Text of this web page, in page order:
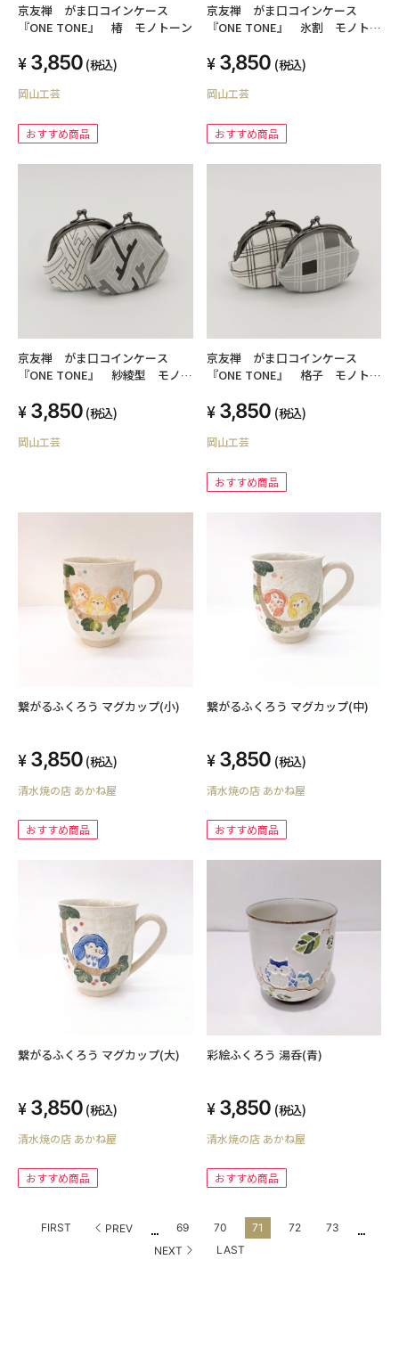
京友禅 がま口コインケース
『ONE TONE』 椿 モノトーン
3,850 (税込)
岡山工芸
おすすめ商品
京友禅 がま口コインケース
『ONE TONE』 氷割 モノトー
3,850 (税込)
岡山工芸
おすすめ商品
京友禅 がま口コインケース
『ONE TONE』 紗綾型 モノト
3,850 (税込)
岡山工芸
京友禅 がま口コインケース
『ONE TONE』 格子 モノトー
3,850 (税込)
岡山工芸
おすすめ商品
繋がるふくろう マグカップ(小)
3,850 (税込)
清水焼の店 あかね屋
おすすめ商品
繋がるふくろう マグカップ(中)
3,850 (税込)
清水焼の店 あかね屋
おすすめ商品
繋がるふくろう マグカップ(大)
3,850 (税込)
清水焼の店 あかね屋
おすすめ商品
彩絵ふくろう 湯呑(青)
3,850 (税込)
清水焼の店 あかね屋
おすすめ商品
FIRST PREV ... 69 70 71 72 73 ...
NEXT LAST